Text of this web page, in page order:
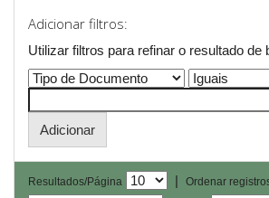
Adicionar filtros:
Utilizar filtros para refinar o resultado de
Resultados/Página |
Ordenar